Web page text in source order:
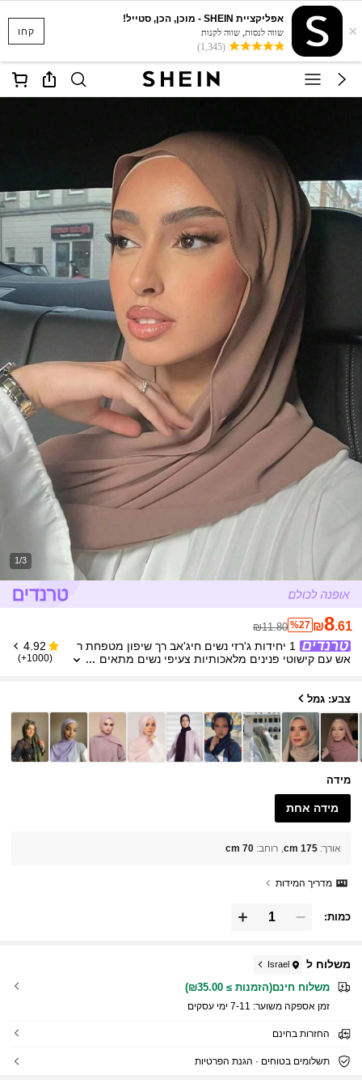
קחו ×
אפליקציית SHEIN - מוכן, הכן, סטייל!
שווה לנסות, שווה לקנות
(1,345)
1/3
₪8.61
%27
₪11.80
1 יחידות ג'רזי נשים חיג'אב רך שיפון מטפחת ר
אש עם קישוטי פנינים מלאכותיות צעיפי נשים מתאים
4.92
(1000+)
צבע: גמל
מידה
מידה אחת
אורך:
175 cm רוחב:
70 cm
מדריך המידות
כמות:
משלוח ל Israel
משלוח חינם(הזמנות ≥ ₪35.00)
זמן אספקה ​​משוער: 7-11 ימי עסקים
החזרות בחינם
תשלומים בטוחים · הגנת הפרטיות